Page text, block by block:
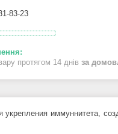
83-23
протягом 14 днів за
иммуннитета,